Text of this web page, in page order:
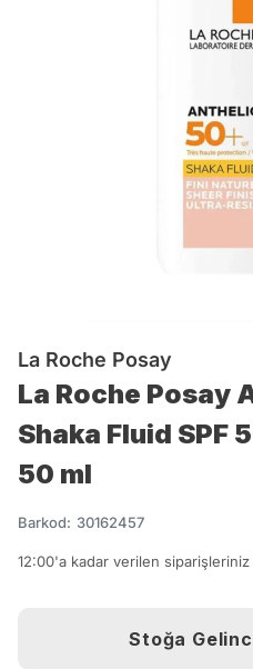
La Roche Posay
La Roche Posay
Shaka Fluid SPF
50 ml
Barkod: 30162457
12:00'a kadar verilen siparişleriniz
Stoğa